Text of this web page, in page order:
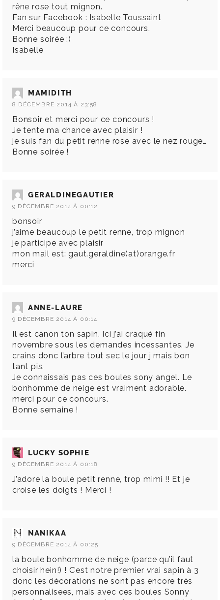
rêne rose tout mignon.
Fan sur Facebook : Isabelle Toussaint
Merci beaucoup pour ce concours.
Bonne soirée ;)
Isabelle
MAMIDITH
8 DÉCEMBRE 2014 À 23:58
Bonsoir et merci pour ce concours !
Je tente ma chance avec plaisir !
je suis fan du petit renne rose avec le nez rouge…
Bonne soirée !
GERALDINEGAUTIER
9 DÉCEMBRE 2014 À 00:12
bonsoir
j’aime beaucoup le petit renne, trop mignon
je participe avec plaisir
mon mail est: gaut.geraldine(at)orange.fr
merci
ANNE-LAURE
9 DÉCEMBRE 2014 À 00:14
Il est canon ton sapin. Ici j’ai craqué fin
novembre sous les demandes incessantes. Je
crains donc l’arbre tout sec le jour j mais bon
tant pis.
Je connaissais pas ces boules sony angel. Le
bonhomme de neige est vraiment adorable.
merci pour ce concours.
Bonne semaine !
LUCKY SOPHIE
9 DÉCEMBRE 2014 À 00:18
J’adore la boule petit renne, trop mimi !! Et je
croise les doigts ! Merci !
NANIKAA
9 DÉCEMBRE 2014 À 00:25
la boule bonhomme de neige (parce qu’il faut
choisir hein!) ! C’est notre premier vrai sapin à 3
donc les décorations ne sont pas encore très
personnalisees, mais avec ces boules Sonny